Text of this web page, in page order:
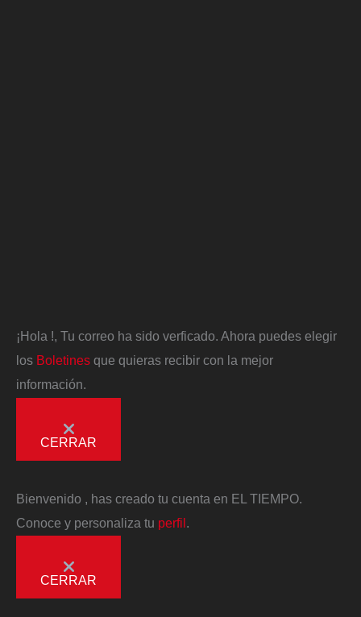
¡Hola !, Tu correo ha sido verficado. Ahora puedes elegir
los Boletines que quieras recibir con la mejor
información.
CERRAR
Bienvenido
, has creado tu cuenta en EL TIEMPO.
Conoce y personaliza tu perfil
CERRAR